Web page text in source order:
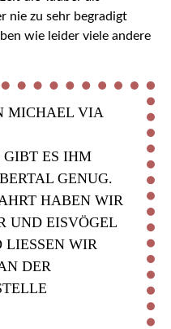
nie zu sehr begradigt
wie leider viele andere
MICHAEL VIA
ES IHM
GENUG.
HABEN WIR
UND EISVÖGEL
WIR D
DER H
A